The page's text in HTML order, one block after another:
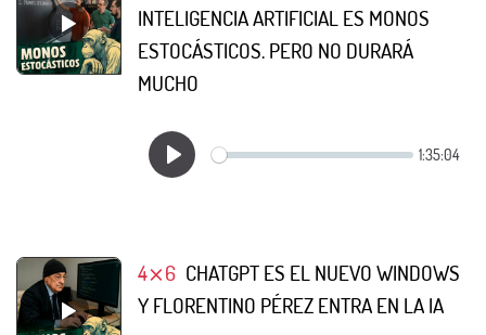
INTELIGENCIA ARTIFICIAL ES MONOS
ESTOCÁSTICOS. PERO NO DURARÁ
MUCHO
4⨯6 CHATGPT ES EL NUEVO WINDOWS
Y FLORENTINO PÉREZ ENTRA EN LA IA